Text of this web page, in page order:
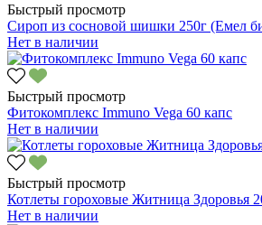
Быстрый просмотр
Сироп из сосновой шишки 250г (Емел
Нет в наличии
Быстрый просмотр
Фитокомплекс Immuno Vega 60 капс
Нет в наличии
Быстрый просмотр
Котлеты гороховые Житница Здоровья
Нет в наличии